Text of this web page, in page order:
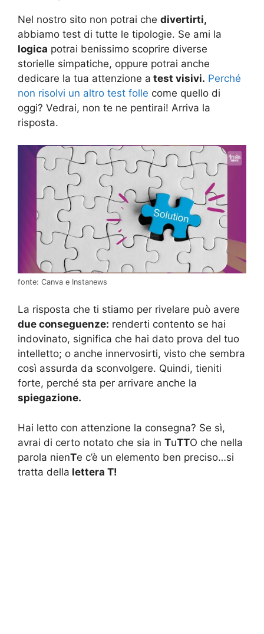
Nel nostro sito non potrai che divertirti,
abbiamo test di tutte le tipologie. Se ami la
logica potrai benissimo scoprire diverse
storielle simpatiche, oppure potrai anche
dedicare la tua attenzione a test visivi. Perché
non risolvi un altro test folle come quello di
oggi? Vedrai, non te ne pentirai! Arriva la
risposta.
fonte: Canva e Instanews
La risposta che ti stiamo per rivelare può avere
due conseguenze: renderti contento se hai
indovinato, significa che hai dato prova del tuo
intelletto; o anche innervosirti, visto che sembra
così assurda da sconvolgere. Quindi, tieniti
forte, perché sta per arrivare anche la
spiegazione.
Hai letto con attenzione la consegna? Se sì,
avrai di certo notato che sia in TuTTO che nella
parola nienTe c’è un elemento ben preciso…si
tratta della lettera T!